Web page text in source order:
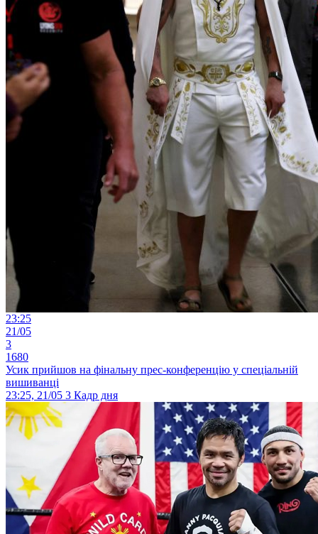
23:25
21/05
3
1680
Усик прийшов на фінальну прес-конференцію у спеціальній
вишиванці
23:25, 21/05 3 Кадр дня